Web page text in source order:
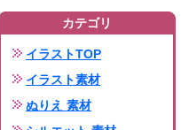
カテゴリ
イラストTOP
イラスト素材
ぬりえ 素材